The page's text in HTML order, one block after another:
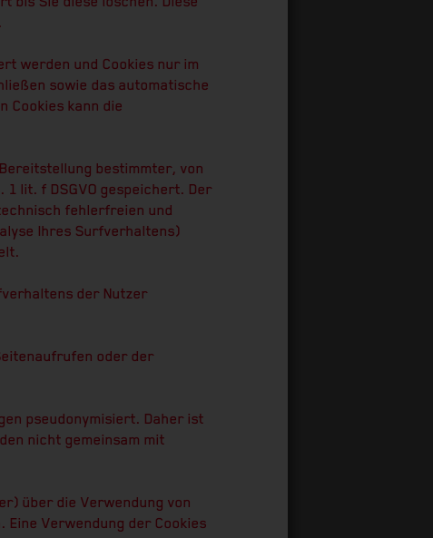
werden und Cookies nur im
sowie das automatische
Cookies kann die
bestimmter, von
lit. f DSGVO gespeichert. Der
fehlerfreien und
Ihres Surfverhaltens)
der Nutzer
oder der
pseudonymisiert. Daher ist
nicht gemeinsam mit
über die Verwendung von
Verwendung der Cookies